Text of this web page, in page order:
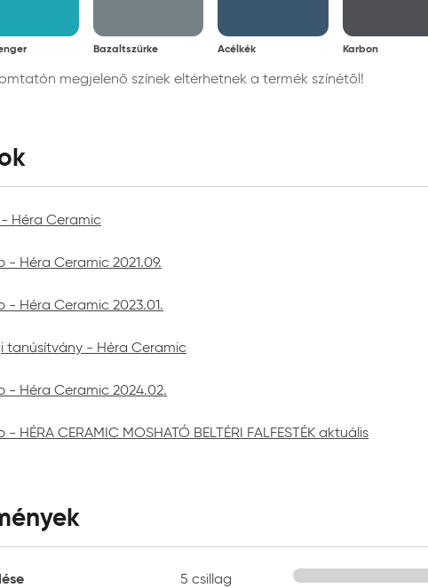
Bazaltszürke Acélkék Karbon
megjelenő színek eltérhetnek a termék színétől!
Héra Ceramic
Héra Ceramic 2021.09.
Héra Ceramic 2023.01.
tanúsítvány - Héra Ceramic
- Héra Ceramic 2024.02.
CERAMIC MOSHATÓ BELTÉRI FALFESTÉK aktuális
5 csillag